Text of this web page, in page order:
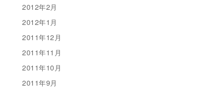
2012年2月
2012年1月
2011年12月
2011年11月
2011年10月
2011年9月